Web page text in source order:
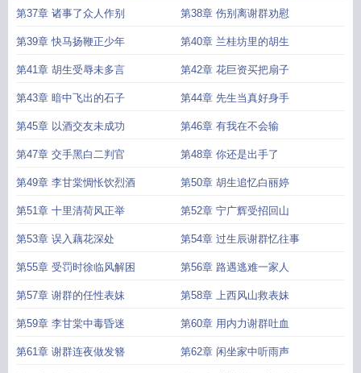
第37章 诸事了众人作别 第38章 伤别离谢群劝慰
第39章 快马扬鞭正少年 第40章 兰桂坊里的胡生
第41章 胡生受辱未多言 第42章 花巨资买把扇子
第43章 暗中飞出的石子 第44章 先生当真好身手
第45章 以酒交友未成功 第46章 有我在不会输
第47章 交手黑白二判官 第48章 你还是出手了
第49章 李甘棠惆怅饮烈酒 第50章 胡生追忆白丽婷
第51章 十里清荷风正举 第52章 宁广辉受招回山
第53章 误入藕花深处 第54章 过生辰谢群忆往事
第55章 受罚时徐临风解困 第56章 路遇逃难一家人
第57章 谢群的任性表妹 第58章 上西风山救表妹
第59章 李甘棠中毒昏迷 第60章 用内力谢群吐血
第61章 谢群连夜做发簪 第62章 闲坐家中听雨声